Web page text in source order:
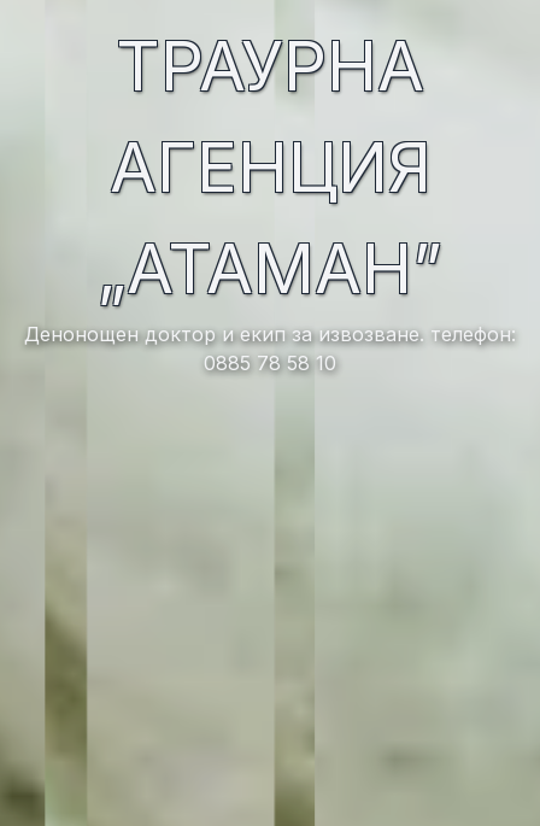
ТРАУРНА
АГЕНЦИЯ
„АТАМАН”
Денонощен доктор и екип за извозване. телефон:
0885 78 58 10